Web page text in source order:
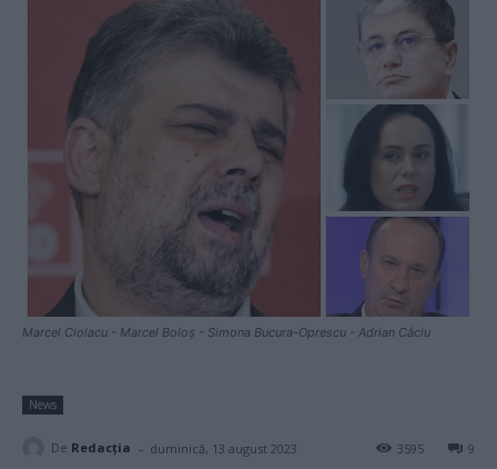
Marcel Ciolacu - Marcel Boloș - Simona Bucura-Oprescu - Adrian Câciu
News
De Redacţia - duminică, 13 august 2023 9
3595